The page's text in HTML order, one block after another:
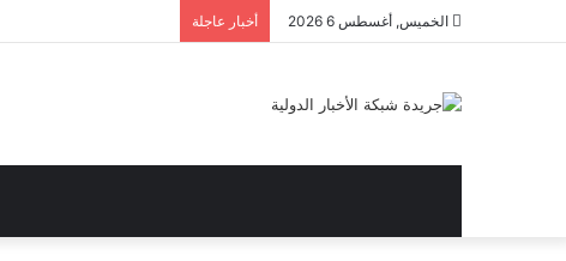
الخميس, أغسطس 6 2026 أخبار عاجلة